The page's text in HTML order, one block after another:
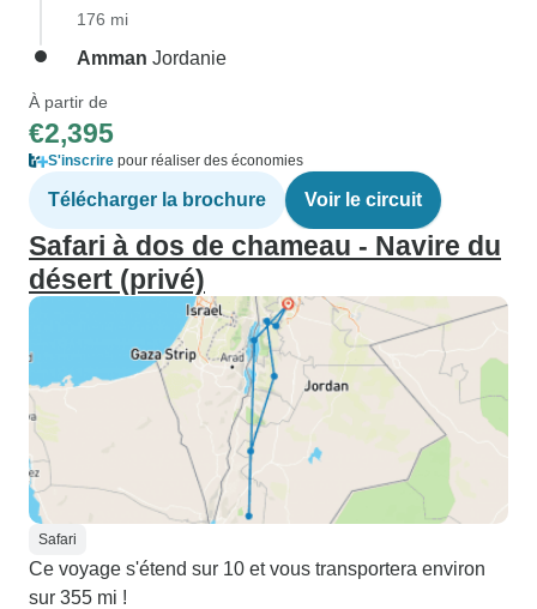
176 mi
Amman Jordanie
À partir de
€2,395
S'inscrire pour réaliser des économies
Télécharger la brochure Voir le circuit
Safari à dos de chameau - Navire du
désert (privé)
Safari
Ce voyage s'étend sur 10 et vous transportera environ
sur 355 mi !